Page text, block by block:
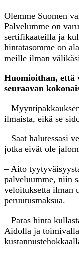
Olemme Suomen
Palvelumme on
sertifikaateilla ja
hintatasomme on
meille ilman
Huomioithan, että
seuraavan
–
ilmaista, eikä se
– Saat halutessasi
jotka eivät ole
– Aito
palveluumme, niin
veloituksetta ilman
peruutusmaksua.
– Paras hinta
Aidolla ja